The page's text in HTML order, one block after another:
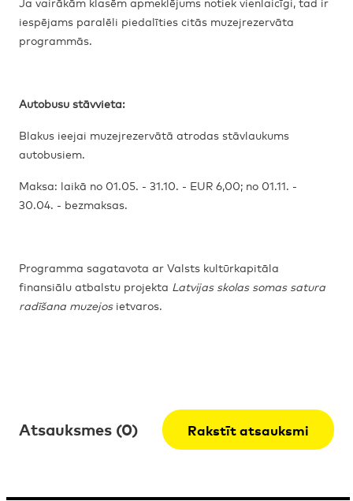
iespējams paralēli piedalīties citās muzejrezervāta
programmās.
Autobusu stāvvieta:
Blakus ieejai muzejrezervātā atrodas stāvlaukums
autobusiem.
Maksa: laikā no 01.05. - 31.10. - EUR 6,00; no 01.11. -
30.04. - bezmaksas.
Programma sagatavota ar Valsts kultūrkapitāla
finansiālu atbalstu projekta Latvijas skolas somas satura
radīšana muzejosietvaros.
Atsauksmes (0) Rakstīt atsauksmi